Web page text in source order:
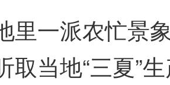
一派农忙景
当地“三夏”